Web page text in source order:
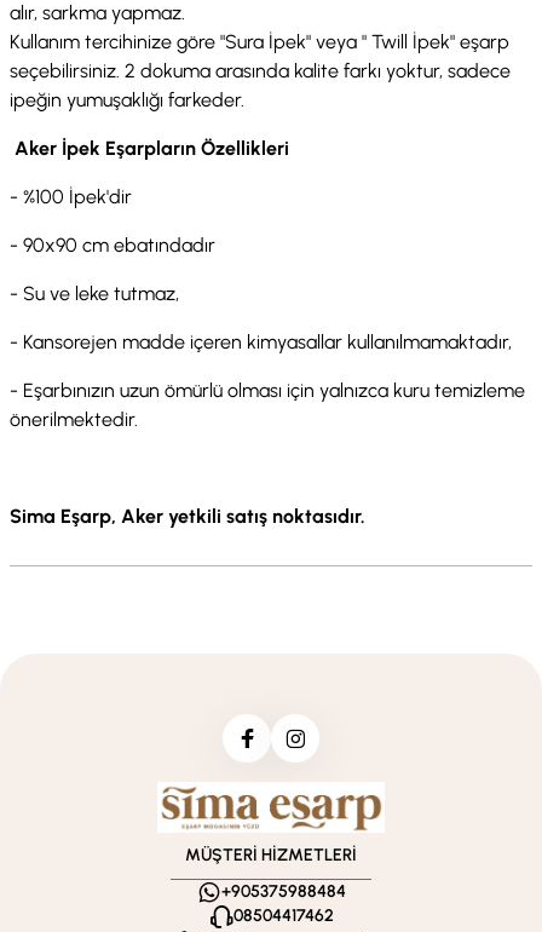
alır, sarkma yapmaz.
Kullanım tercihinize göre "Sura İpek" veya " Twill İpek" eşarp
seçebilirsiniz. 2 dokuma arasında kalite farkı yoktur, sadece
ipeğin yumuşaklığı farkeder.
Aker İpek Eşarpların Özellikleri
- %100 İpek'dir
- 90x90 cm ebatındadır
- Su ve leke tutmaz,
- Kansorejen madde içeren kimyasallar kullanılmamaktadır,
- Eşarbınızın uzun ömürlü olması için yalnızca kuru temizleme
önerilmektedir.
Sima Eşarp, Aker yetkili satış noktasıdır.
MÜŞTERİ HİZMETLERİ
+905375988484
08504417462